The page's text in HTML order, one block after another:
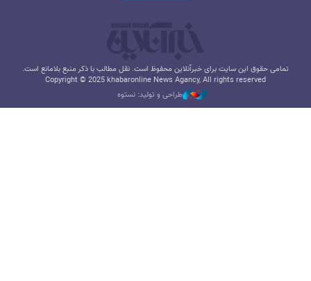
تمامی حقوق این سایت برای خبرآنلاین محفوظ است. نقل مطالب با ذکر منبع بلامانع است.
Copyright © 2025 khabaronline News Agancy, All rights reserved
طراحی و تولید: نستوه